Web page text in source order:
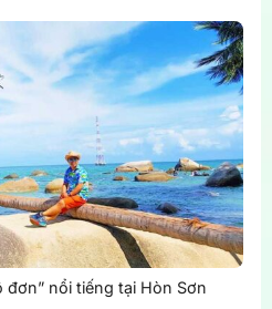
đơn” nổi tiếng tại Hòn Sơn